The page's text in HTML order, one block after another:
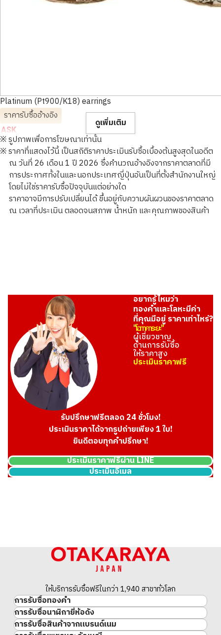
Platinum (Pt900/K18) earrings
ราคารับซื้ออ้างอิง
ASK
ดูเพิ่มเติม
※ รูปภาพเพื่อการโฆษณาเท่านั้น
※ ราคาที่แสดงไว้นี้ เป็นสถิติราคาประเมินรับซื้อเบื้องต้นสูงสุดในอดีต
ณ วันที่ 26 เดือน 1 ปี 2026 ซึ่งคำนวณอ้างอิงจากราคาตลาดที่มี
การประกาศทั้งในและนอกประเทศญี่ปุ่นอันเป็นที่ตั้งสำนักงานใหญ่
โดยไม่ใช่ราคารับซื้อปัจจุบันแต่อย่างใด
ราคาอาจมีการปรับเปลี่ยนได้ ขึ้นอยู่กับความผันผวนของราคาตลาด
ณ เวลาที่ประเมิน ตลอดจนสภาพ น้ำหนัก และคุณภาพของสินค้า
อยากรู้ไหมว่า
ทองคำและโลหะมีค่า
ที่คุณมีอยู่ ราคาเท่าไหร่?
"โอทาคาระยะ"
ผู้เชี่ยวชาญ
ด้านการรับซื้อ
ให้ราคาสูง
ประเมินราคาฟรี
รับปรึกษาฟรีตลอด 24 ชั่วโมง!
ประเมินราคาได้จากรูปถ่ายเพียง 1 ใบ!
ยินดีตอบทุกคำปรึกษา!
ประเมินราคาฟรีผ่าน LINE
ประเมินอีเมล
ให้บริการรับซื้อฟรีในกว่า 1,940 สาขาทั่วโลก
การรับซื้อทองคำ
ทองคำ
ทองคำแท่ง
การรับซื้อนาฬิกายี่ห้อดัง
นาฬิกาแบรนด์เนม
การรับซื้อสินค้าจากแบรนด์เนม